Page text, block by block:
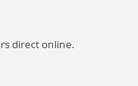
direct online.